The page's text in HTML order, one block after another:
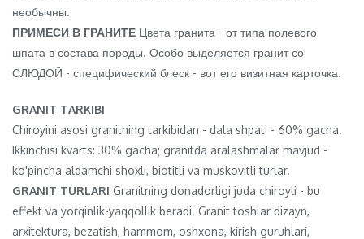
необычны.
ПРИМЕСИ В ГРАНИТЕ Цвета гранита - от типа полевого
шпата в состава породы. Особо выделяется гранит со
СЛЮДОЙ - специфический блеск - вот его визитная карточка.
GRANIT TARKIBI
Chiroyini asosi granitning tarkibidan - dala shpati - 60% gacha.
Ikkinchisi kvarts: 30% gacha; granitda aralashmalar mavjud -
ko'pincha aldamchi shoxli, biotitli va muskovitli turlar.
GRANIT TURLARI Granitning donadorligi juda chiroyli - bu
effekt va yorqinlik-yaqqollik beradi. Granit toshlar dizayn,
arxitektura, bezatish, hammom, oshxona, kirish guruhlari,